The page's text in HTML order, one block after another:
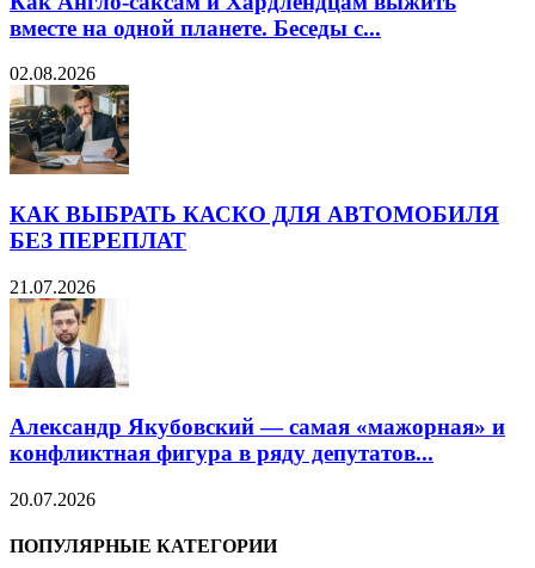
вместе на одной планете. Беседы с...
02.08.2026
КАК ВЫБРАТЬ КАСКО ДЛЯ АВТОМОБИЛЯ
БЕЗ ПЕРЕПЛАТ
21.07.2026
Александр Якубовский — самая «мажорная» и
конфликтная фигура в ряду депутатов...
20.07.2026
ПОПУЛЯРНЫЕ КАТЕГОРИИ